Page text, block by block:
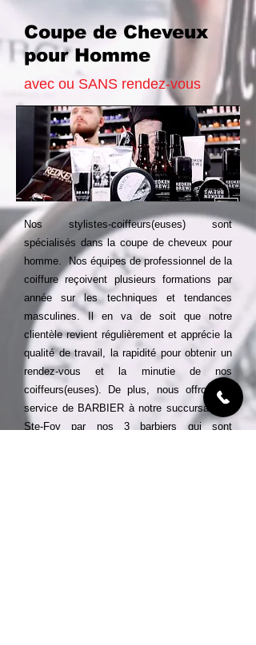
Coupe de Cheveux
pour Homme
avec ou SANS rendez-vous
Nos stylistes-coiffeurs(euses) sont
spécialisés dans la coupe de cheveux pour
homme. Nos équipes de professionnel de la
coiffurereçoivent plusieurs formations par
année sur les techniques et tendances
masculines. Il en va de soit que notre
clientèle revient régulièrement et apprécie la
qualité de travail, larapidité pour obtenir un
rendez-vous et la minutie de nos
coiffeurs(euses). De plus, nous offrons le
service de BARBIER à notre succursale de
Ste-Foy par nos 3 barbiers qui sont